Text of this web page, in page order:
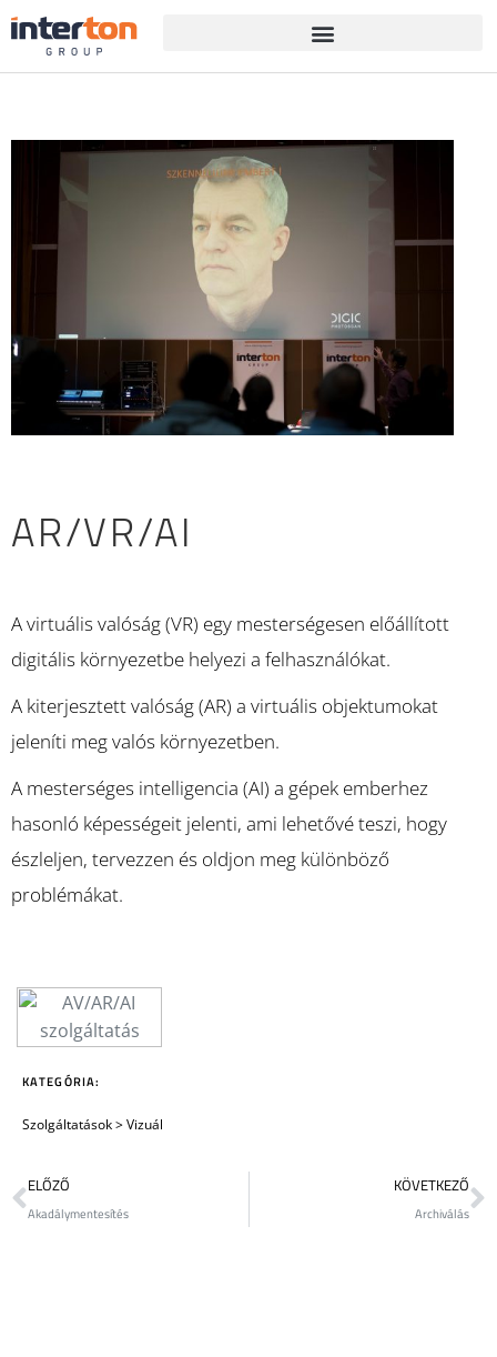
AR/VR/AI
A virtuális valóság (VR) egy mesterségesen előállított
digitális környezetbe helyezi a felhasználókat.
A kiterjesztett valóság (AR) a virtuális objektumokat
jeleníti meg valós környezetben.
A mesterséges intelligencia (AI) a gépek emberhez
hasonló képességeit jelenti, ami lehetővé teszi, hogy
észleljen, tervezzen és oldjon meg különböző
problémákat.
KATEGÓRIA:
Szolgáltatások>Vizuál
ELŐZŐ
Akadálymentesítés
KÖVETKEZŐ
Archiválás